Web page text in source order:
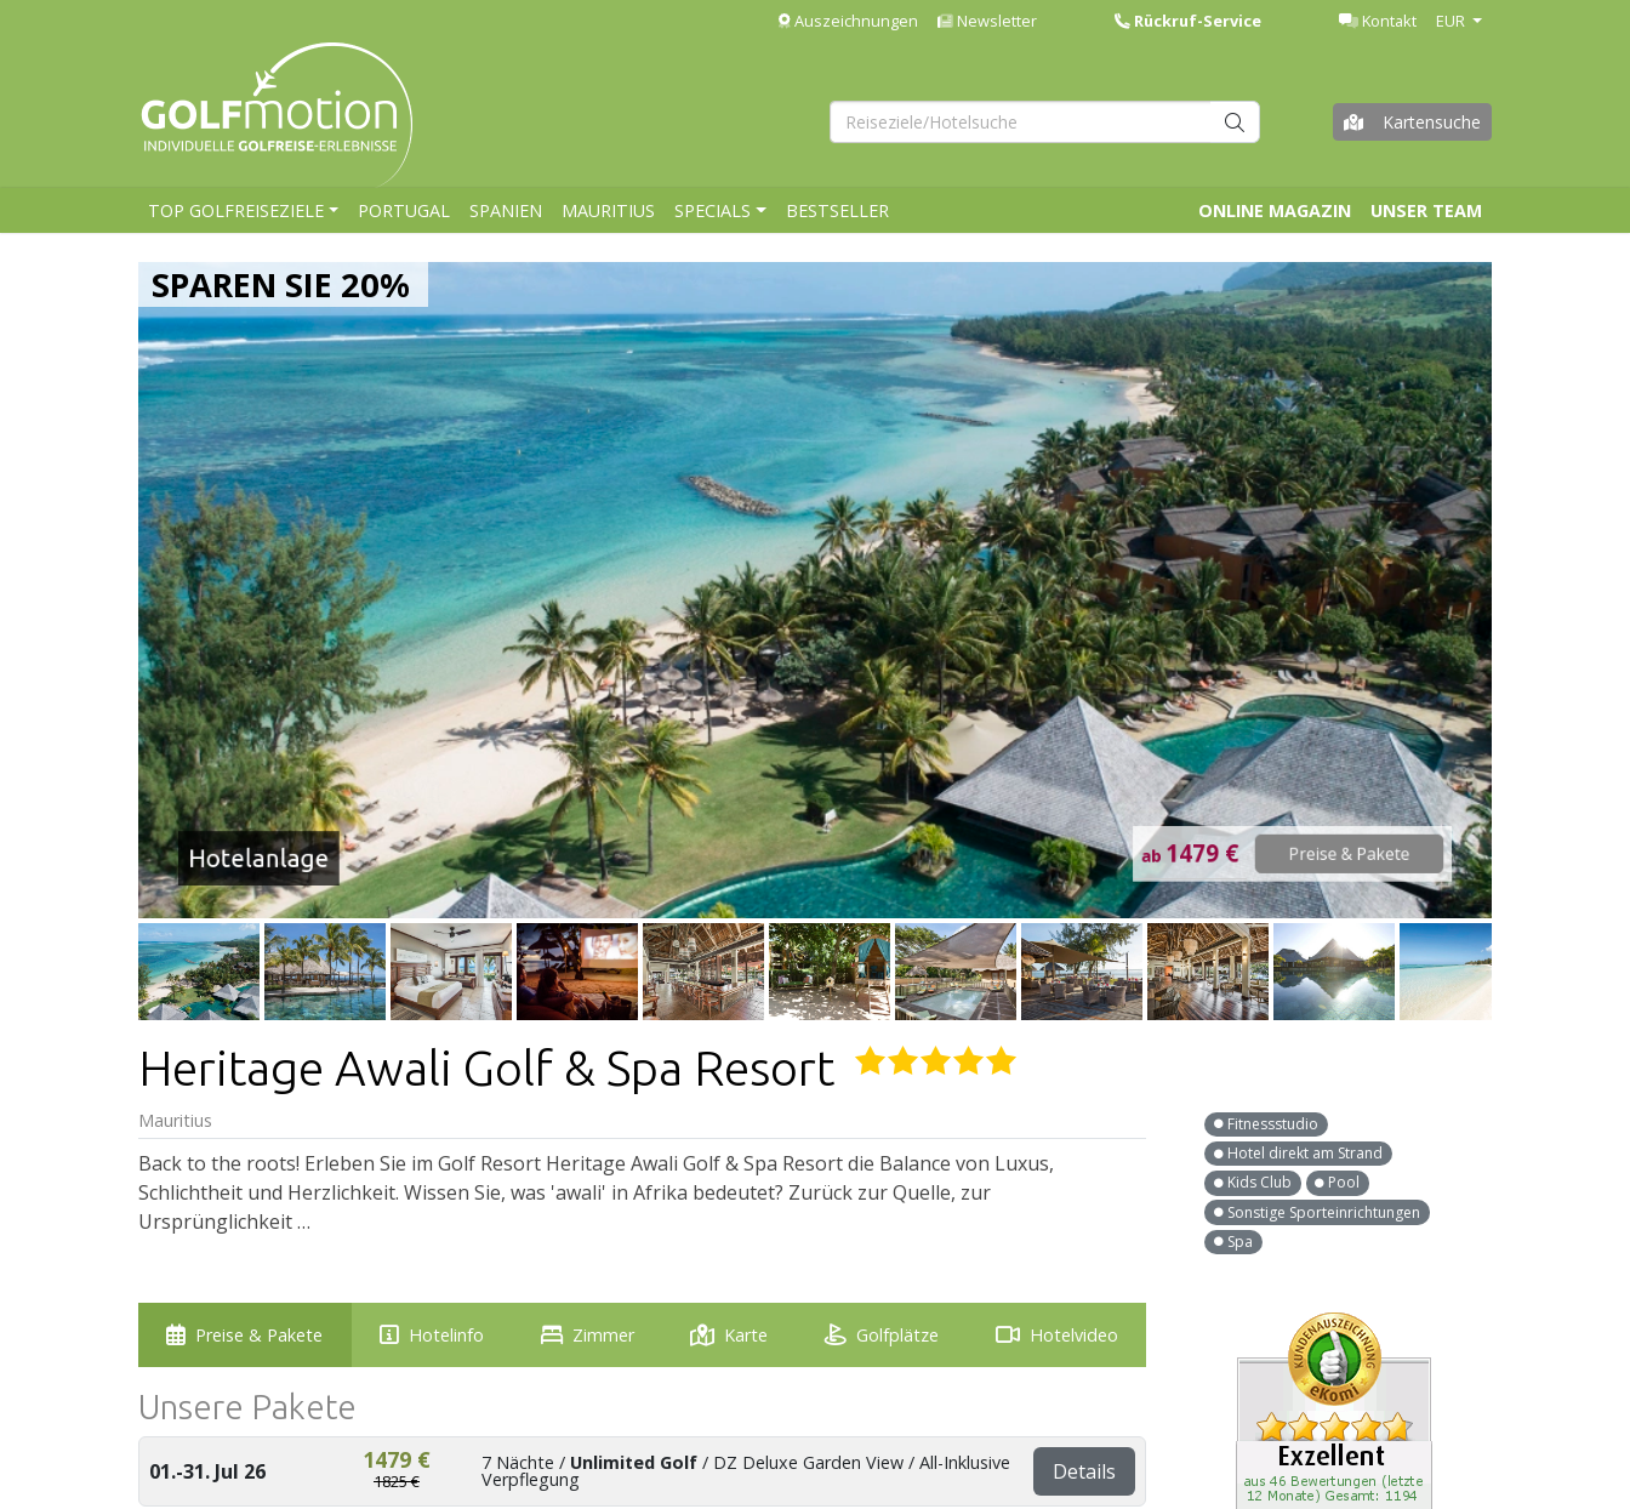
Auszeichnungen Newsletter Rückruf-Service Kontakt EUR
Kartensuche
TOP GOLFREISEZIELE PORTUGAL SPANIEN MAURITIUS SPECIALS BESTSELLER ONLINE MAGAZIN UNSER TEAM
SPAREN SIE 20%
Hotelanlage ab 1479 € Preise & Pakete
Heritage Awali Golf & Spa Resort
Mauritius
Back to the roots! Erleben Sie im Golf Resort Heritage Awali Golf & Spa Resort die Balance von Luxus,
Schlichtheit und Herzlichkeit. Wissen Sie, was 'awali' in Afrika bedeutet? Zurück zur Quelle, zur
Ursprünglichkeit …
Fitnessstudio
Hotel direkt am Strand
Kids Club
Pool
Sonstige Sporteinrichtungen
Spa
Preise & Pakete Hotelinfo Zimmer Karte Golfplätze Hotelvideo
Unsere Pakete
01.-31. Jul 26 1479 €
1825 €
7 Nächte / Unlimited Golf / DZ Deluxe Garden View / All-Inklusive
Verpflegung Details